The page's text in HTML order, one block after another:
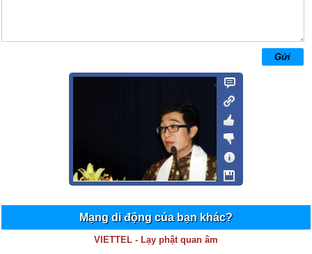
Mạng di động của bạn khác?
VIETTEL - Lạy phật quan âm